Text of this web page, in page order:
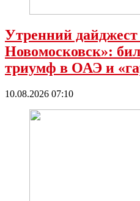
Утренний
Новомосковск»:
триумф в ОАЭ и
10.08.2026 07:10